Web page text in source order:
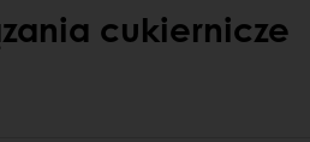
cukiernicze